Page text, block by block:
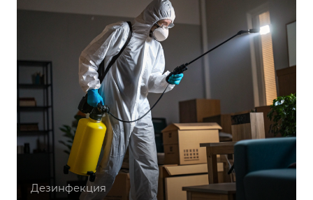
Дезинфекция